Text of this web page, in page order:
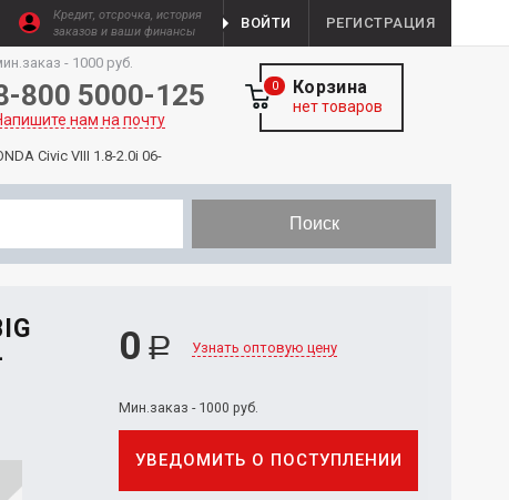
Кредит, отсрочка, история
заказов и ваши финансы
ВОЙТИ РЕГИСТРАЦИЯ
- 1000 руб.
800 5000-125
нам на почту
Корзина
0
нет товаров
Civic VIII 1.8-2.0i 06-
Поиск
0 Р Узнать оптовую цену
Мин.заказ - 1000 руб.
УВЕДОМИТЬ О ПОСТУПЛЕНИИ